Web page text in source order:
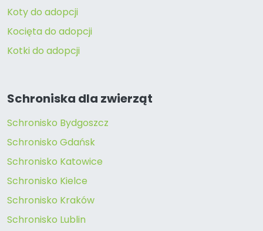
Koty do adopcji
Kocięta do adopcji
Kotki do adopcji
Schroniska dla zwierząt
Schronisko Bydgoszcz
Schronisko Gdańsk
Schronisko Katowice
Schronisko Kielce
Schronisko Kraków
Schronisko Lublin